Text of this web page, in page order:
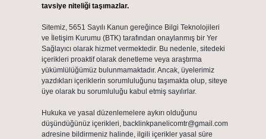
tavsiye niteliği taşımazlar.
Sitemiz, 5651 Sayılı Kanun gereğince Bilgi Teknolojileri
ve İletişim Kurumu (BTK) tarafından onaylanmış bir Yer
Sağlayıcı olarak hizmet vermektedir. Bu nedenle, sitedeki
içerikleri proaktif olarak denetleme veya araştırma
yükümlülüğümüz bulunmamaktadır. Ancak, üyelerimiz
yazdıkları içeriklerin sorumluluğunu taşımakta olup, siteye
üye olarak bu sorumluluğu kabul etmiş sayılırlar.
Hukuka ve yasal düzenlemelere aykırı olduğunu
düşündüğünüz içerikleri, backlinkpanelicomtr@gmail.com
adresine bildirmeniz halinde, ilgili içerikler yasal süre